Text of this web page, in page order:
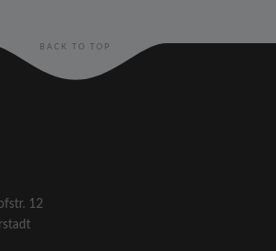
BACK TO TOP
12